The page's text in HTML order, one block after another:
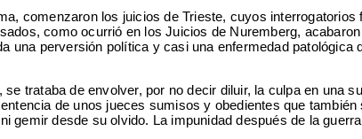
comenzaron los juicios de Trieste, cuyos interrogatorios
como ocurrió en los Juicios de Nuremberg,
perversión política y casi una enfermedad patológica
trataba de envolver, por no decir diluir, la culpa en una
de unos jueces sumisos y obedientes que
desde su olvido. La impunidad después de la